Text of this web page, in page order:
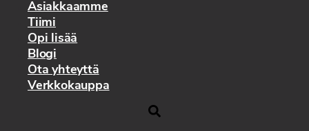
Asiakkaamme
Tiimi
Opi lisää
Blogi
Ota yhteyttä
Verkkokauppa